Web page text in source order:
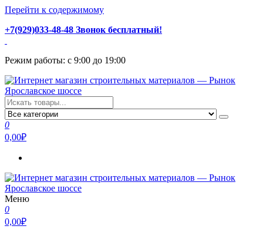
Перейти к содержимому
+7(929)033-48-48 Звонок бесплатный!
Режим работы: с 9:00 до 19:00
Интернет магазин строительных материалов — Рынок
Ярославское шоссе
Стройматериалы с доставкой и самовывозом можно купить у
нас. Пушкино, Ивантеевка, Королев, Мытищи, Сергиев Посад.
Низкая цена, консультация и быстрая доставка.
0
0,00₽
Интернет магазин строительных материалов — Рынок
Ярославское шоссе
Стройматериалы с доставкой и самовывозом можно купить у
нас. Пушкино, Ивантеевка, Королев, Мытищи, Сергиев Посад.
Низкая цена, консультация и быстрая доставка.
Меню
0
0,00₽